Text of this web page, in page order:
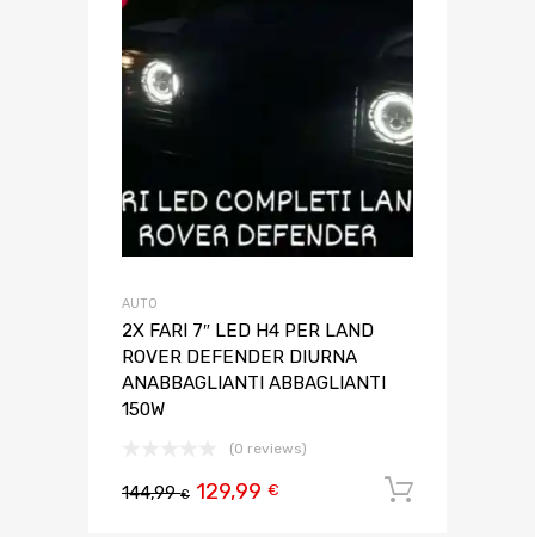
AUTO
2X FARI 7″ LED H4 PER LAND
ROVER DEFENDER DIURNA
ANABBAGLIANTI ABBAGLIANTI
150W
(0 reviews)
144,99€ 129,99 €